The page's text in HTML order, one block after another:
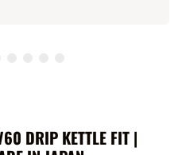
DRIP KETTLE FIT |